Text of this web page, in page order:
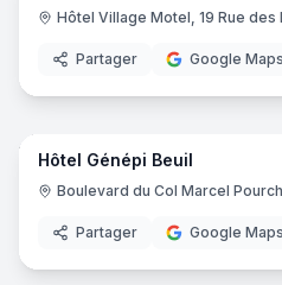
Hôtel Village Motel, 19 Rue
Partager Google Maps
Hôtel Génépi Beuil
Boulevard du Col Marcel
Partager Google Maps